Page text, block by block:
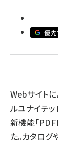
z世
優先
Webサイト
ルユナイテ
新機能「
た。カタロ